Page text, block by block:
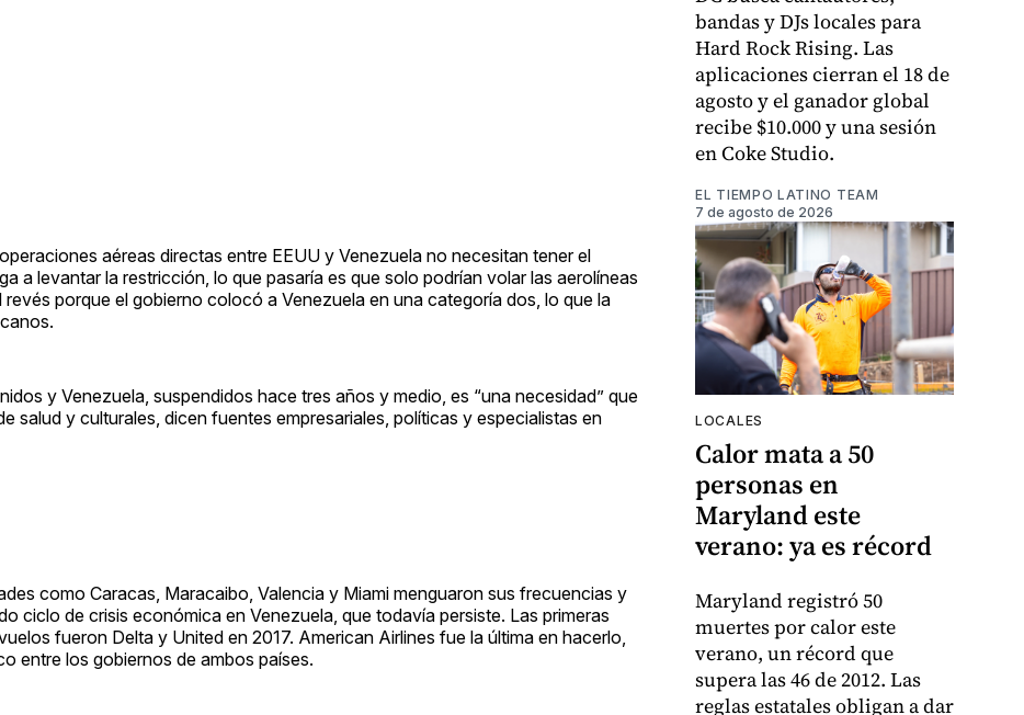
aéreas directas entre EEUU y Venezuela no necesitan tener el
a levantar la restricción, lo que pasaría es que solo podrían volar las aerolíneas
porque el gobierno colocó a Venezuela en una categoría dos, lo que la
y Venezuela, suspendidos hace tres años y medio, es “una necesidad” que
salud y culturales, dicen fuentes empresariales, políticas y especialistas en
como Caracas, Maracaibo, Valencia y Miami menguaron sus frecuencias y
ciclo de crisis económica en Venezuela, que todavía persiste. Las primeras
fueron Delta y United en 2017. American Airlines fue la última en hacerlo,
entre los gobiernos de ambos países.
bandas y DJs locales para
Hard Rock Rising. Las
aplicaciones cierran el 18 de
agosto y el ganador global
recibe $10.000 y una sesión
en Coke Studio.
EL TIEMPO LATINO TEAM
7 de agosto de 2026
LOCALES
Calor mata a 50
personas en
Maryland este
verano: ya es récord
Maryland registró 50
muertes por calor este
verano, un récord que
supera las 46 de 2012. Las
reglas estatales obligan a dar